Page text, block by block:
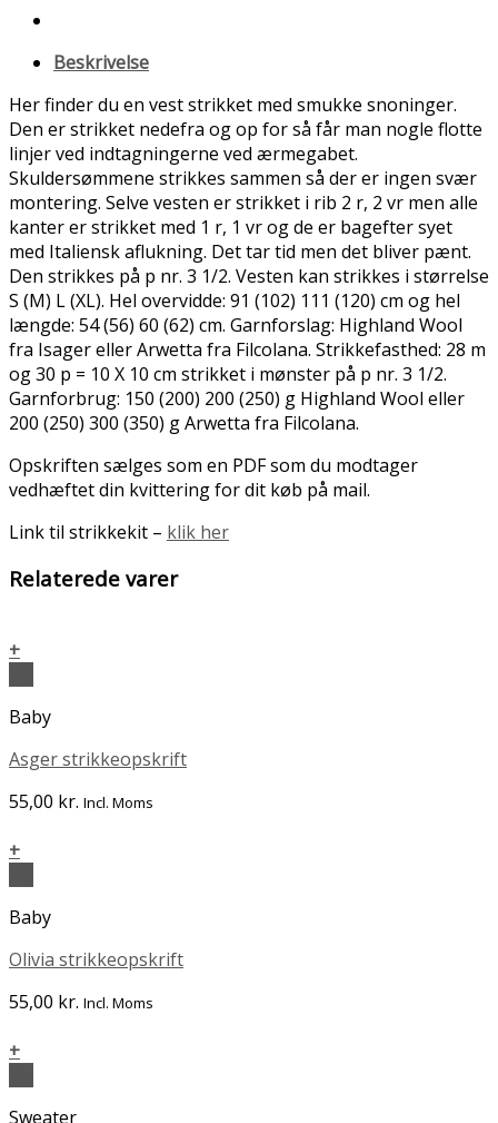
Beskrivelse
Her finder du en vest strikket med smukke snoninger.
Den er strikket nedefra og op for så får man nogle flotte
linjer ved indtagningerne ved ærmegabet.
Skuldersømmene strikkes sammen så der er ingen svær
montering. Selve vesten er strikket i rib 2 r, 2 vr men alle
kanter er strikket med 1 r, 1 vr og de er bagefter syet
med Italiensk aflukning. Det tar tid men det bliver pænt.
Den strikkes på p nr. 3 1/2. Vesten kan strikkes i størrelse
S (M) L (XL). Hel overvidde: 91 (102) 111 (120) cm og hel
længde: 54 (56) 60 (62) cm. Garnforslag: Highland Wool
fra Isager eller Arwetta fra Filcolana. Strikkefasthed: 28 m
og 30 p = 10 X 10 cm strikket i mønster på p nr. 3 1/2.
Garnforbrug: 150 (200) 200 (250) g Highland Wool eller
200 (250) 300 (350) g Arwetta fra Filcolana.
Opskriften sælges som en PDF som du modtager
vedhæftet din kvittering for dit køb på mail.
Link til strikkekit – klik her
Relaterede varer
+
Baby
Asger strikkeopskrift
55,00 kr. Incl. Moms
+
Baby
Olivia strikkeopskrift
55,00 kr. Incl. Moms
+
Sweater